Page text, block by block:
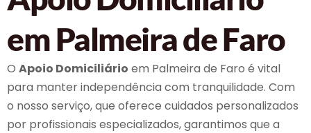
em Palmeira de Faro
O Apoio Domiciliário em Palmeira de Faro é vital
para manter independência com tranquilidade. Com
o nosso serviço, que oferece cuidados personalizados
por profissionais especializados, garantimos que a